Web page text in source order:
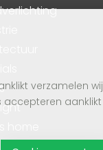
verzamelen wij
accepteren aanklikt